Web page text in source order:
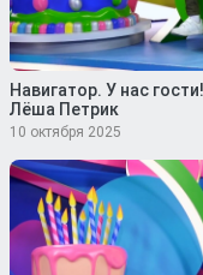
Навигатор. У нас
Лёша Петрик
10 октября 2025